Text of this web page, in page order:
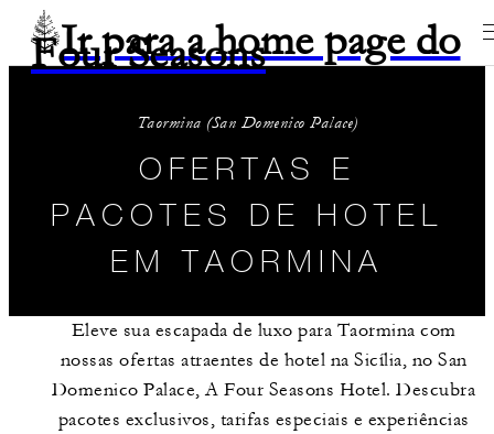
Ir para a home page do
Four Seasons
Taormina (San Domenico Palace)
OFERTAS E
PACOTES DE HOTEL
EM TAORMINA
Eleve sua escapada de luxo para Taormina com
nossas ofertas atraentes de hotel na Sicília, no San
Domenico Palace, A Four Seasons Hotel. Descubra
pacotes exclusivos, tarifas especiais e experiências